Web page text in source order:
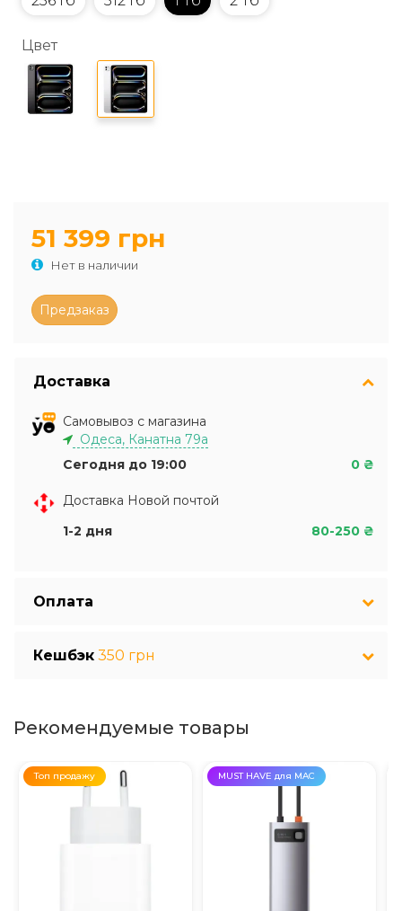
Цвет
51 399 грн
Нет в наличии
Доставка
Самовывоз с магазина
Одеса, Канатна 79а
Сегодня до 19:00
0 ₴
Доставка Новой почтой
1-2 дня
80-250 ₴
Оплата
Кешбэк 350 грн
Рекомендуемые товары
Топ продажу MUST HAVE для MAC